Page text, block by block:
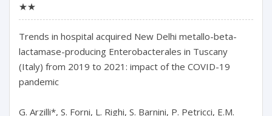
★★
Trends in hospital acquired New Delhi metallo-beta-
lactamase-producing Enterobacterales in Tuscany
(Italy) from 2019 to 2021: impact of the COVID-19
pandemic
G. Arzilli*, S. Forni, L. Righi, S. Barnini, P. Petricci, E.M.